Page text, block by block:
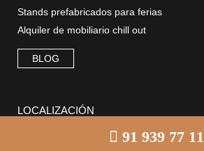
Stands prefabricados para ferias
Alquiler de mobiliario chill out
BLOG
LOCALIZACIÓN
91 939 77 11